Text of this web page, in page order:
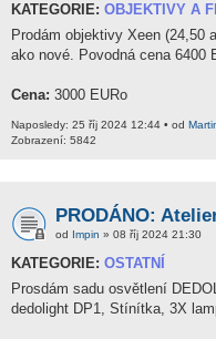
KATEGORIE: OBJEKTIVY A
Prodám objektivy Xeen (24,50
ako nové. Povodná cena 6400
Cena: 3000 EURo
Naposledy: 25 říj 2024 12:44 • od
Zobrazení: 5842
PRODÁNO:
od Impin » 08 říj 2024 21:30
KATEGORIE: OSTATNÍ
Prosdám sadu osvětlení
dedolight DP1, Stínítka, 3X